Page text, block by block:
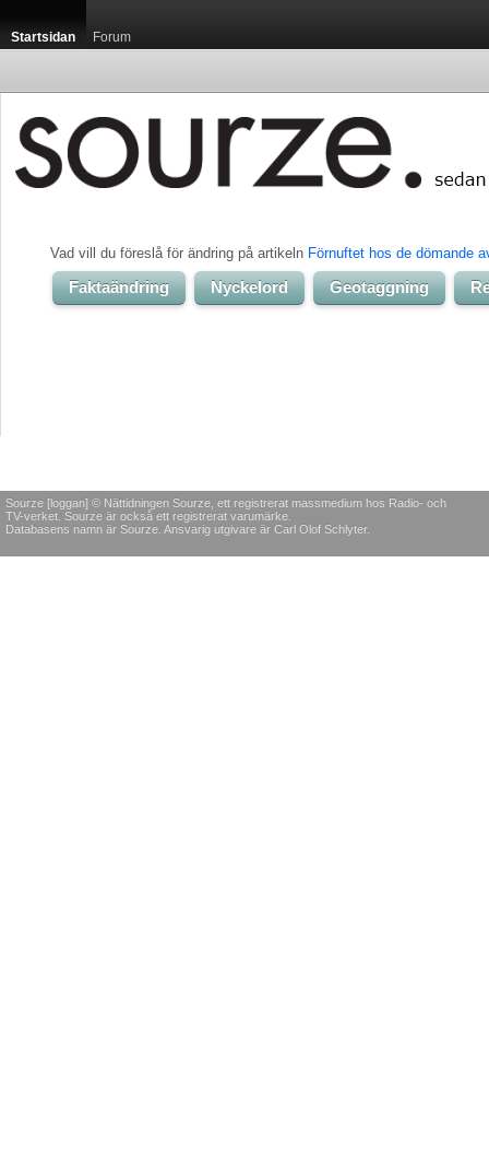
Startsidan Forum
Vad vill du föreslå för ändring på artikeln Förnuftet hos de dömande
Faktaändring Nyckelord Geotaggning
Sourze [loggan] © Nättidningen Sourze, ett registrerat massmedium hos Radio- och
TV-verket. Sourze är också ett registrerat varumärke.
Databasens namn är Sourze. Ansvarig utgivare är Carl Olof Schlyter.